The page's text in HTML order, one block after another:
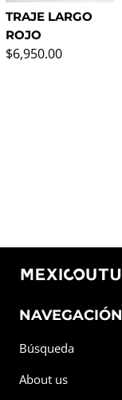
TRAJE LARGO
ROJO
Precio normal
$6,950.00
NAVEGACIÓN
Búsqueda
About us